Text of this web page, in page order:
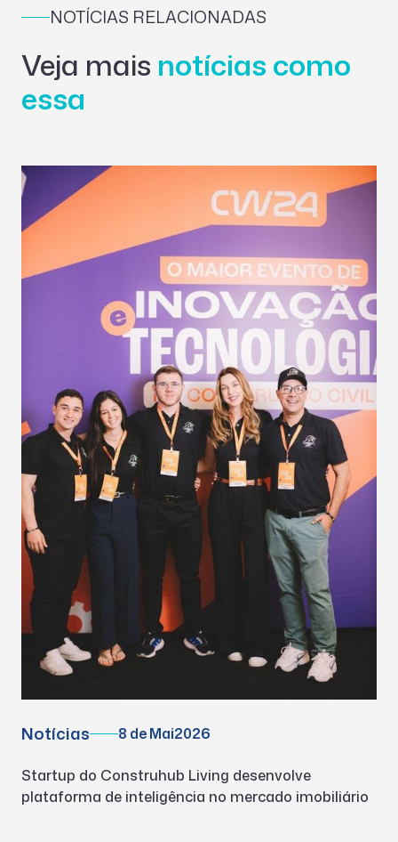
NOTÍCIAS RELACIONADAS
Veja mais notícias como
essa
Notícias 8 de Mai2026
Startup do Construhub Living desenvolve
plataforma de inteligência no mercado imobiliário